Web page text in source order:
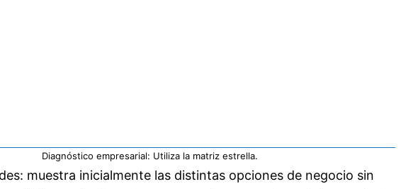
Diagnóstico empresarial: Utiliza la matriz estrella.
muestra inicialmente las distintas opciones de negocio sin